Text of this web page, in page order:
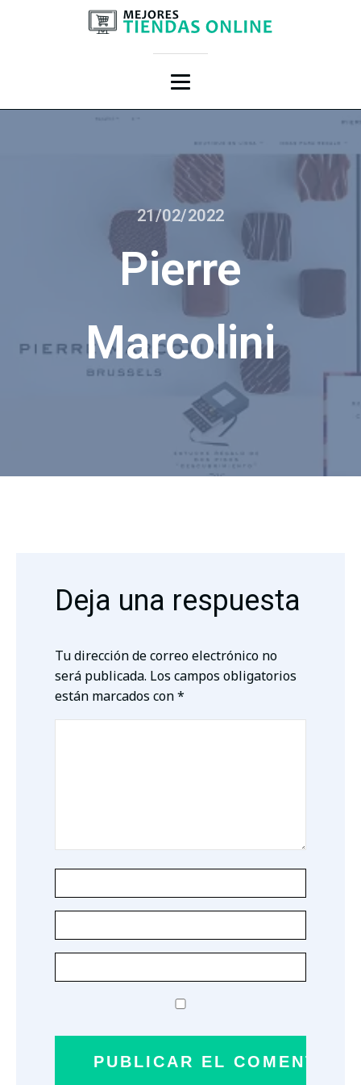
21/02/2022
Pierre
Marcolini
Deja una respuesta
Tu dirección de correo electrónico no
será publicada. Los campos obligatorios
están marcados con*